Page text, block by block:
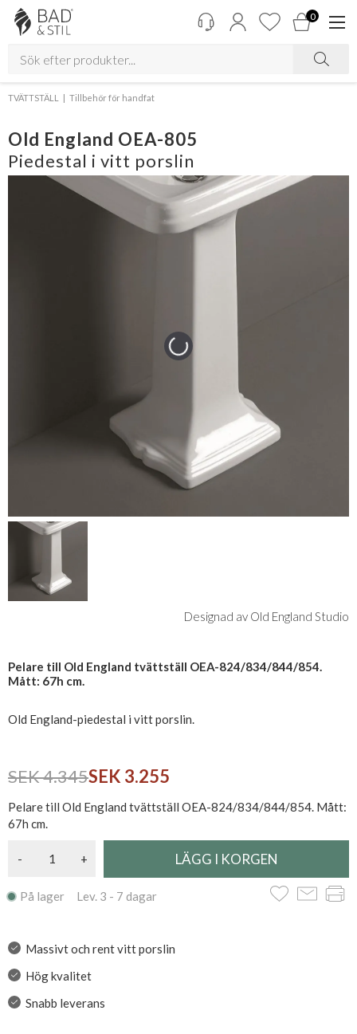
0
TVÄTTSTÄLL Tillbehör för handfat
Old England OEA-805
Piedestal i vitt porslin
Designad av Old England Studio
Pelare till Old England tvättställ OEA-824/834/844/854.
Mått: 67h cm.
Old England-piedestal i vitt porslin.
SEK 4.345SEK 3.255
Pelare till Old England tvättställ OEA-824/834/844/854. Mått:
67h cm.
- +
På lager Lev. 3 - 7 dagar
Massivt och rent vitt porslin
Hög kvalitet
Snabb leverans